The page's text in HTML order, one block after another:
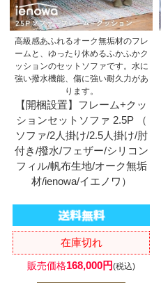
高級感あふれるオーク無垢材のフレ
ームと、ゆったり休めるふかふかク
ッションのセットソファです。水に
強い撥水機能、傷に強い耐久力があ
ります。
【開梱設置】フレーム+クッ
ションセットソファ 2.5P （
ソファ/2人掛け/2.5人掛け/肘
付き/撥水/フェザー/シリコン
フィル/帆布生地/オーク無垢
材/ienowa/イエノワ）
在庫切れ
販売価格168,000円(税込)